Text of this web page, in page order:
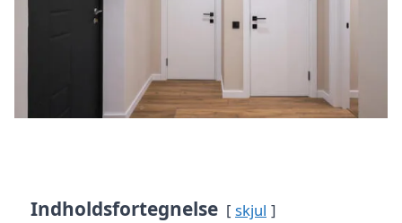
Indholdsfortegnelse skjul